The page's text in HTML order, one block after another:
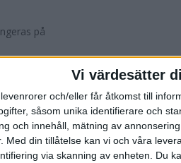
Vi värdesätter
och/eller får åtkomst till
såsom unika identifierare och
och innehåll, mätning av
Med din tillåtelse kan vi och våra
via skanning av enheten. Du
på
på lördag.
sista str...